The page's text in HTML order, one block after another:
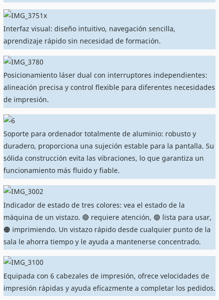
Interfaz visual: diseño intuitivo, navegación sencilla,
aprendizaje rápido sin necesidad de formación.
Posicionamiento láser dual con interruptores independientes:
alineación precisa y control flexible para diferentes necesidades
de impresión.
Soporte para ordenador totalmente de aluminio: robusto y
duradero, proporciona una sujeción estable para la pantalla. Su
sólida construcción evita las vibraciones, lo que garantiza un
funcionamiento más fluido y fiable.
Indicador de estado de tres colores: vea el estado de la
máquina de un vistazo. 🔴 requiere atención, 🟢 lista para usar,
🟠 imprimiendo. Un vistazo rápido desde cualquier punto de la
sala le ahorra tiempo y le ayuda a mantenerse concentrado.
Equipada con 6 cabezales de impresión, ofrece velocidades de
impresión rápidas y ayuda eficazmente a completar los pedidos.